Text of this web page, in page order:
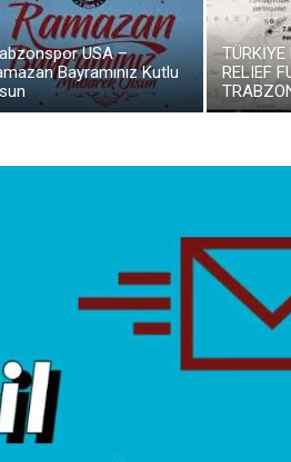
USA –
Bayramınız Kutlu
TÜRKİYE
RELIEF